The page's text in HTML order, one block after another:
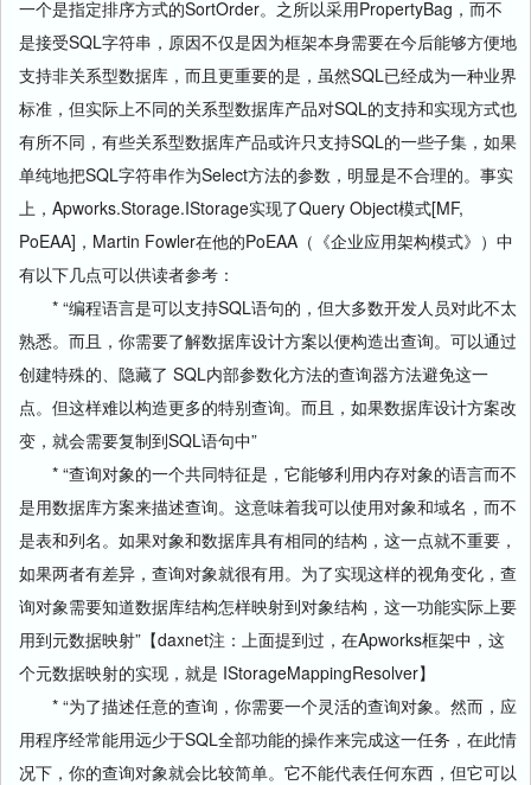
一个是指定排序方式的SortOrder。之所以采用PropertyBag，而不
是接受SQL字符串，原因不仅是因为框架本身需要在今后能够方便地
支持非关系型数据库，而且更重要的是，虽然SQL已经成为一种业界
标准，但实际上不同的关系型数据库产品对SQL的支持和实现方式也
有所不同，有些关系型数据库产品或许只支持SQL的一些子集，如果
单纯地把SQL字符串作为Select方法的参数，明显是不合理的。事实
上，Apworks.Storage.IStorage实现了Query Object模式[MF,
PoEAA]，Martin Fowler在他的PoEAA（《企业应用架构模式》）中
有以下几点可以供读者参考：
* “编程语言是可以支持SQL语句的，但大多数开发人员对此不太
熟悉。而且，你需要了解数据库设计方案以便构造出查询。可以通过
创建特殊的、隐藏了 SQL内部参数化方法的查询器方法避免这一
点。但这样难以构造更多的特别查询。而且，如果数据库设计方案改
变，就会需要复制到SQL语句中”
* “查询对象的一个共同特征是，它能够利用内存对象的语言而不
是用数据库方案来描述查询。这意味着我可以使用对象和域名，而不
是表和列名。如果对象和数据库具有相同的结构，这一点就不重要，
如果两者有差异，查询对象就很有用。为了实现这样的视角变化，查
询对象需要知道数据库结构怎样映射到对象结构，这一功能实际上要
用到元数据映射”【daxnet注：上面提到过，在Apworks框架中，这
个元数据映射的实现，就是 IStorageMappingResolver】
* “为了描述任意的查询，你需要一个灵活的查询对象。然而，应
用程序经常能用远少于SQL全部功能的操作来完成这一任务，在此情
况下，你的查询对象就会比较简单。它不能代表任何东西，但它可以